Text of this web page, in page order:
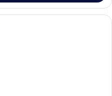
Premier-svíta - 1 tvíbreitt rúm |